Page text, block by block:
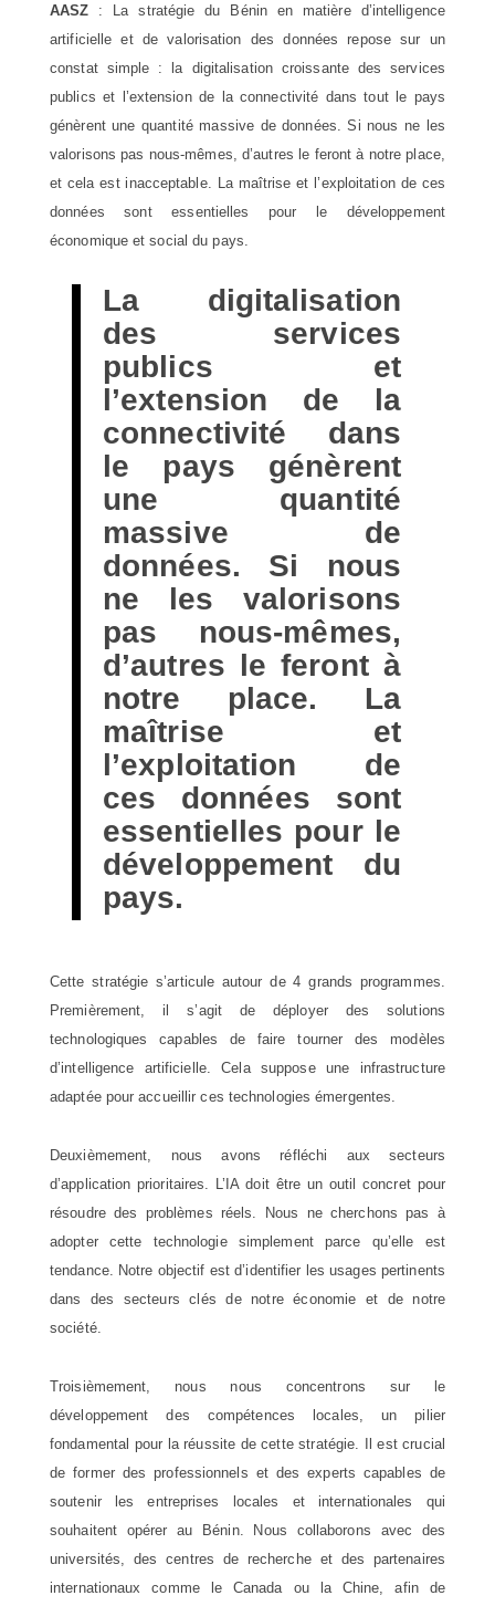
AASZ : La stratégie du Bénin en matière d’intelligence
artificielle et de valorisation des données repose sur un
constat simple : la digitalisation croissante des services
publics et l’extension de la connectivité dans tout le pays
génèrent une quantité massive de données. Si nous ne les
valorisons pas nous-mêmes, d’autres le feront à notre place,
et cela est inacceptable. La maîtrise et l’exploitation de ces
données sont essentielles pour le développement
économique et social du pays.
La digitalisation
des services
publics et
l’extension de la
connectivité dans
le pays génèrent
une quantité
massive de
données. Si nous
ne les valorisons
pas nous-mêmes,
d’autres le feront à
notre place. La
maîtrise et
l’exploitation de
ces données sont
essentielles pour le
développement du
pays.
Cette stratégie s’articule autour de 4 grands programmes.
Premièrement, il s’agit de déployer des solutions
technologiques capables de faire tourner des modèles
d’intelligence artificielle. Cela suppose une infrastructure
adaptée pour accueillir ces technologies émergentes.
Deuxièmement, nous avons réfléchi aux secteurs
d’application prioritaires. L’IA doit être un outil concret pour
résoudre des problèmes réels. Nous ne cherchons pas à
adopter cette technologie simplement parce qu’elle est
tendance. Notre objectif est d’identifier les usages pertinents
dans des secteurs clés de notre économie et de notre
société.
Troisièmement, nous nous concentrons sur le
développement des compétences locales, un pilier
fondamental pour la réussite de cette stratégie. Il est crucial
de former des professionnels et des experts capables de
soutenir les entreprises locales et internationales qui
souhaitent opérer au Bénin. Nous collaborons avec des
universités, des centres de recherche et des partenaires
internationaux comme le Canada ou la Chine, afin de